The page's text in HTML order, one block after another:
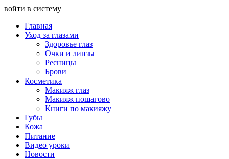
войти в систему
Главная
Уход за глазами
Здоровье глаз
Очки и линзы
Ресницы
Брови
Косметика
Макияж глаз
Макияж пошагово
Книги по макияжу
Губы
Кожа
Питание
Видео уроки
Новости